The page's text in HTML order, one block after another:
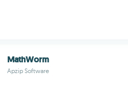
MathWorm
Apzip Software